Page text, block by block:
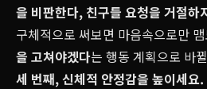
을 비판한다, 친구들 요청을 거절하
구체적으로 써보면 마음속으로만
을 고쳐야겠다는 행동 계획으로 바
세 번째, 신체적 안정감을 높이세요.